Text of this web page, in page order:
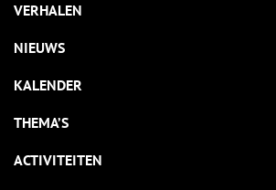
VERHALEN
NIEUWS
KALENDER
THEMA’S
ACTIVITEITEN